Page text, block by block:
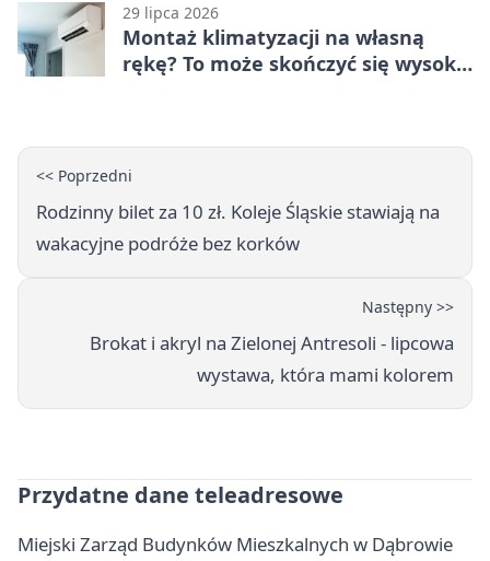
29 lipca 2026
Montaż klimatyzacji na własną
rękę? To może skończyć się wysoką
<< Poprzedni
Rodzinny bilet za 10 zł. Koleje Śląskie stawiają na
wakacyjne podróże bez korków
Następny >>
Brokat i akryl na Zielonej Antresoli - lipcowa
wystawa, która mami kolorem
Przydatne dane teleadresowe
Miejski Zarząd Budynków Mieszkalnych w Dąbrowie